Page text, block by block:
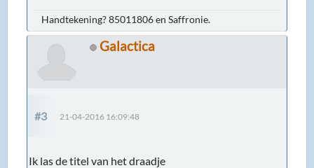
Handtekening? 85011806 en Saffronie.
Galactica
#3 21-04-2016 16:09:48
Ik las de titel van het draadje